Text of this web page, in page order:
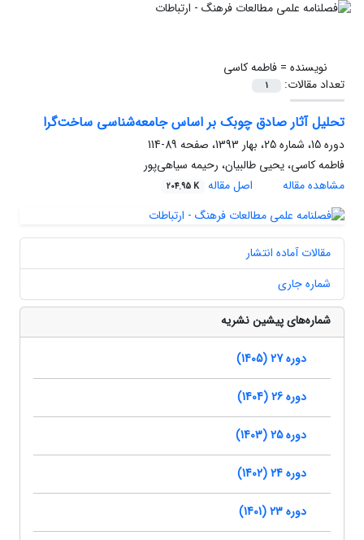
نویسنده =فاطمه کاسی
تعداد مقالات:
1
تحلیل آثار صادق چوبک بر اساس جامعه‌شناسی ساخت‌گرا
دوره 15، شماره 25، بهار 1393، صفحه
89-114
فاطمه کاسی، یحیی طالبیان، رحیمه سیاهی‌پور
مشاهده مقاله
اصل مقاله 204.95 K
مقالات آماده انتشار
شماره جاری
شماره‌های پیشین نشریه
دوره 27 (1405)
دوره 26 (1404)
دوره 25 (1403)
دوره 24 (1402)
دوره 23 (1401)